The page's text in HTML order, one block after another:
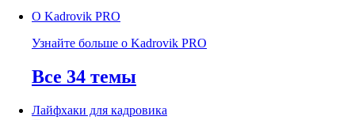
О Kadrovik PRO
Узнайте больше о Kadrovik PRO
Все 34 темы
Лайфхаки для кадровика